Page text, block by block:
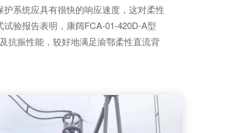
系统应具有很快的响应速度，这对柔性
验报告表明，康阔FCA-01-420D-A型
抗振性能，较好地满足渝鄂柔性直流背